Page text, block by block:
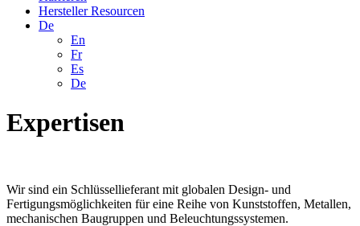
Hersteller Resourcen
De
En
Fr
Es
De
Expertisen
Wir sind ein Schlüssellieferant mit globalen Design- und
Fertigungsmöglichkeiten für eine Reihe von Kunststoffen, Metallen,
mechanischen Baugruppen und Beleuchtungssystemen.